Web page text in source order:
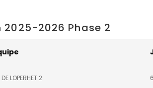
2025-2026 Phase 2
LOPERHET 2 6